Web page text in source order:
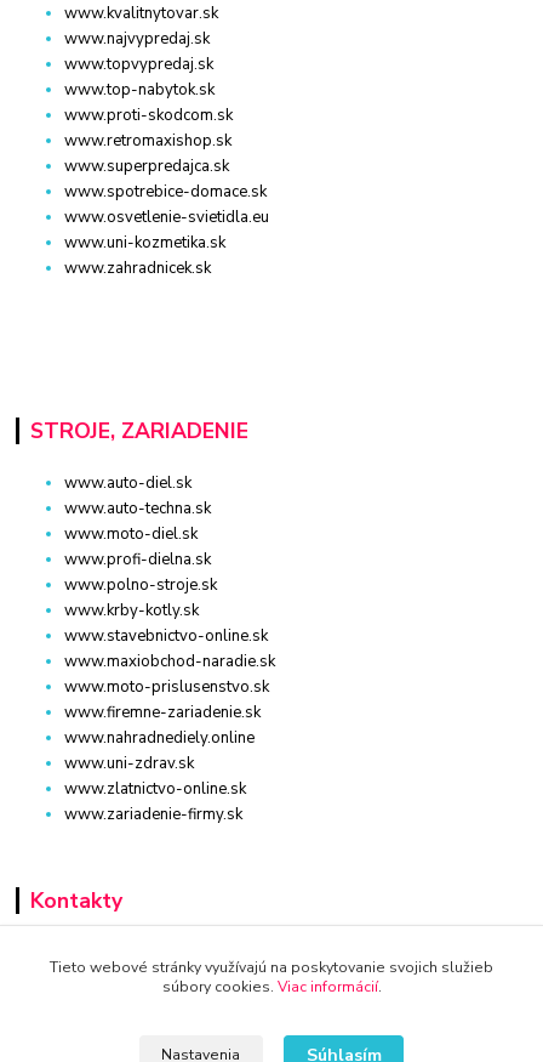
www.kvalitnytovar.sk
www.najvypredaj.sk
www.topvypredaj.sk
www.top-nabytok.sk
www.proti-skodcom.sk
www.retromaxishop.sk
www.superpredajca.sk
www.spotrebice-domace.sk
www.osvetlenie-svietidla.eu
www.uni-kozmetika.sk
www.zahradnicek.sk
STROJE, ZARIADENIE
www.auto-diel.sk
www.auto-techna.sk
www.moto-diel.sk
www.profi-dielna.sk
www.polno-stroje.sk
www.krby-kotly.sk
www.stavebnictvo-online.sk
www.maxiobchod-naradie.sk
www.moto-prislusenstvo.sk
www.firemne-zariadenie.sk
www.nahradnediely.online
www.uni-zdrav.sk
www.zlatnictvo-online.sk
www.zariadenie-firmy.sk
Kontakty
+421 940 949 000
Tieto webové stránky využívajú na poskytovanie svojich služieb
súbory cookies. Viac informácií.
Nastavenia Súhlasím